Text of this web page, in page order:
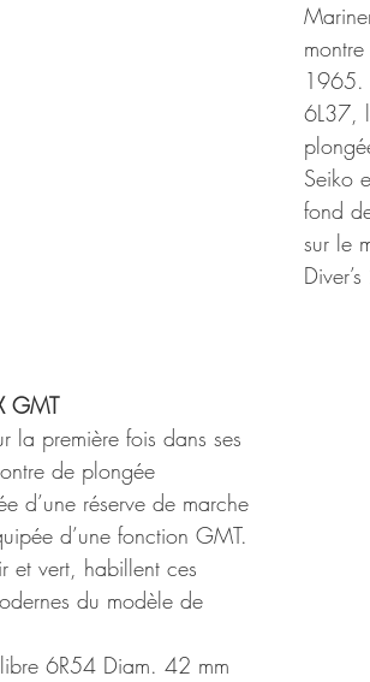
1965.
6L37,
Seiko
fond
sur le
GMT
la première fois dans ses
de plongée
d’une réserve de marche
d’une fonction GMT.
et vert, habillent ces
du modèle de
6R54 Diam. 42 mm